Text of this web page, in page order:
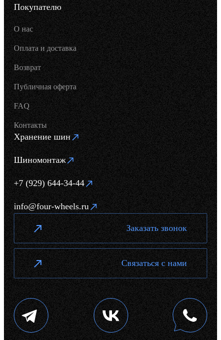
Покупателю
О нас
Оплата и доставка
Возврат
Публичная оферта
FAQ
Контакты
Хранение шин
Шиномонтаж
+7 (929) 644-34-44
info@four-wheels.ru
Заказать звонок
Связаться с нами